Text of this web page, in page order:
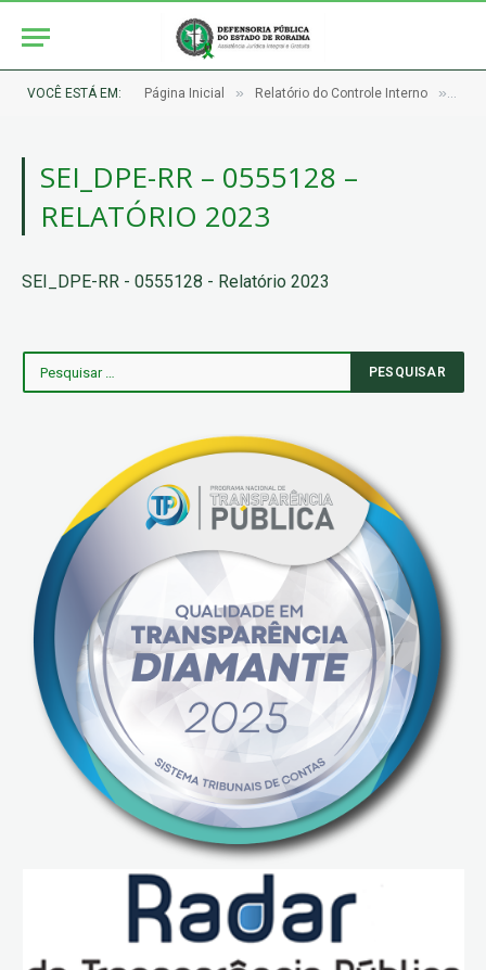
VOCÊ ESTÁ EM: Página Inicial » Relatório do Controle Interno »
SEI_DPE-RR – 0555128 –
RELATÓRIO 2023
SEI_DPE-RR - 0555128 - Relatório 2023